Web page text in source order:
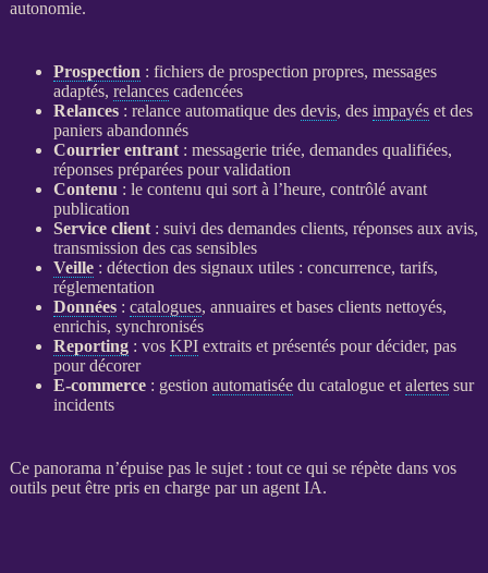
autonomie.
Prospection : fichiers de prospection propres, messages
adaptés, relancescadencées
Relances: relanceautomatique des devis, des impayéset des
paniers abandonnés
Courrier entrant: messagerie triée, demandes qualifiées,
réponses préparées pour validation
Contenu : le contenu qui sort à l’heure, contrôlé avant
publication
Service client: suivi des demandes clients, réponses aux avis,
transmission des cas sensibles
Veille: détection des signaux utiles : concurrence, tarifs,
réglementation
Données: catalogues, annuaires et bases clients nettoyés,
enrichis, synchronisés
Reporting: vos KPIextraits et présentés pour décider, pas
pour décorer
E-commerce: gestion automatiséedu catalogueet alertessur
incidents
Ce panorama n’épuise pas le sujet : tout ce qui se répète dans vos
outils peut être pris en charge par un agent IA.